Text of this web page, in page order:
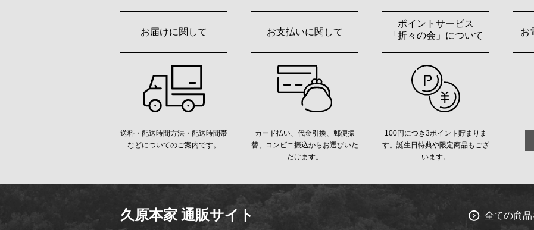
お届けに関して
送料・配送時間方法・配送時間帯
などについてのご案内です。
お支払いに関して
カード払い、代金引換、郵便振
替、コンビニ振込からお選びいた
だけます。
ポイントサービス
「折々の会」について
100円につき3ポイント貯まりま
す。誕生日特典や限定商品もござ
います。
お
久原本家 通販サイト 全ての商品